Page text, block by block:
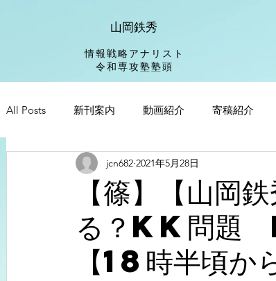
山岡鉄秀
情報戦略アナリスト
​令和専攻塾塾頭
All Posts 新刊案内 動画紹介 寄稿紹介
【篠】【山岡
る？KK問題
【18時半頃か
jcn682 2021年5月28日